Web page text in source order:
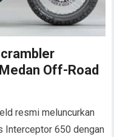
Off-Road
resmi meluncurkan
Interceptor 650 dengan